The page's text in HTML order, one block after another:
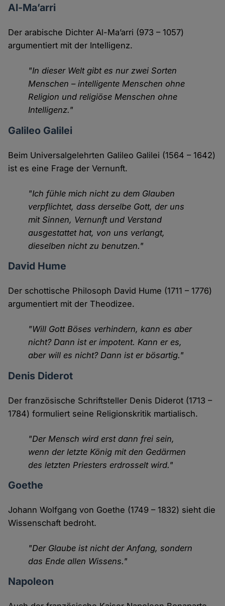
Al-Ma’arri
Der arabische Dichter Al-Ma’arri (973 – 1057)
argumentiert mit der Intelligenz.
"In dieser Welt gibt es nur zwei Sorten
Menschen – intelligente Menschen ohne
Religion und religiöse Menschen ohne
Intelligenz."
Galileo Galilei
Beim Universalgelehrten Galileo Galilei (1564 – 1642)
ist es eine Frage der Vernunft.
"Ich fühle mich nicht zu dem Glauben
verpflichtet, dass derselbe Gott, der uns
mit Sinnen, Vernunft und Verstand
ausgestattet hat, von uns verlangt,
dieselben nicht zu benutzen."
David Hume
Der schottische Philosoph David Hume (1711 – 1776)
argumentiert mit der Theodizee.
"Will Gott Böses verhindern, kann es aber
nicht? Dann ist er impotent. Kann er es,
aber will es nicht? Dann ist er bösartig."
Denis Diderot
Der französische Schriftsteller Denis Diderot (1713 –
1784) formuliert seine Religionskritik martialisch.
"Der Mensch wird erst dann frei sein,
wenn der letzte König mit den Gedärmen
des letzten Priesters erdrosselt wird."
Goethe
Johann Wolfgang von Goethe (1749 – 1832) sieht die
Wissenschaft bedroht.
"Der Glaube ist nicht der Anfang, sondern
das Ende allen Wissens."
Napoleon